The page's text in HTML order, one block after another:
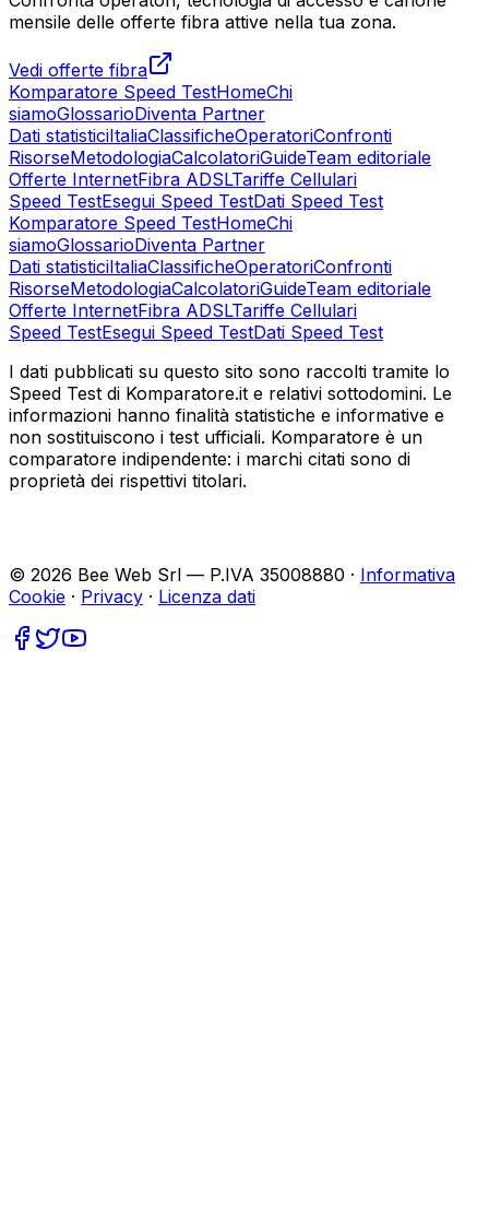
mensile delle offerte fibra attive nella tua zona.
Vedi offerte fibra
Komparatore Speed TestHomeChi
siamoGlossarioDiventa Partner
Dati statisticiItaliaClassificheOperatoriConfronti
RisorseMetodologiaCalcolatoriGuideTeam editoriale
Offerte InternetFibra ADSLTariffe Cellulari
Speed TestEsegui Speed TestDati Speed Test
Komparatore Speed TestHomeChi
siamoGlossarioDiventa Partner
Dati statisticiItaliaClassificheOperatoriConfronti
RisorseMetodologiaCalcolatoriGuideTeam editoriale
Offerte InternetFibra ADSLTariffe Cellulari
Speed TestEsegui Speed TestDati Speed Test
I dati pubblicati su questo sito sono raccolti tramite lo
Speed Test di Komparatore.it e relativi sottodomini. Le
informazioni hanno finalità statistiche e informative e
non sostituiscono i test ufficiali. Komparatore è un
comparatore indipendente: i marchi citati sono di
proprietà dei rispettivi titolari.
© 2026 Bee Web Srl — P.IVA 35008880 · Informativa
Cookie · Privacy · Licenza dati